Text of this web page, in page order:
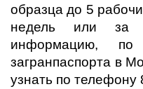
образца до 5
недель или за
информацию, по
загранпаспорта в
узнать по телефону